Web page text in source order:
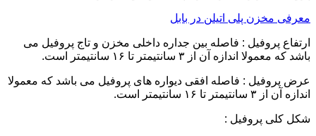
معرفی مخزن پلی اتیلن در بابل
ارتفاع پروفیل : فاصله بین جداره داخلی مخزن و تاج پروفیل می
باشد که معمولا اندازه آن از ۳ سانتیمتر تا ۱۶ سانتیمتر است.
عرض پروفیل : فاصله افقی دیواره های پروفیل می باشد که معمولا
اندازه آن از ۳ سانتیمتر تا ۱۶ سانتیمتر است.
شکل کلی پروفیل :